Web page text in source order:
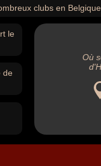
clubs en
(2006-2007).
le
de
Où